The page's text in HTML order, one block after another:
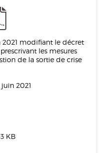
2021 modifiant le décret
les mesures
de la sortie de crise
2021
KB